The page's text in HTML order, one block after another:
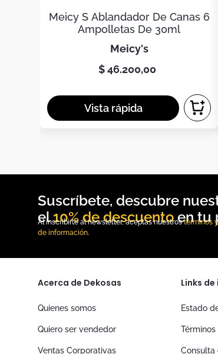
Meicy S Ablandador De Canas 6
Ampolletas De 30ml
meicy's
$ 46.200,00
10% de descuento
Al inscribirte al newsletter, aceptas nuestrostérminos
de información.
Acerca de Dekosas
Quienes somos
Quiero ser vendedor
Ventas Corporativas
Links
Estado
Consulta